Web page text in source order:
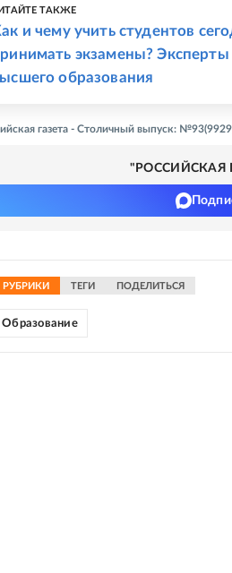
ТАКЖЕ
и чему учить студентов
экзамены?
образования
газета - Столичный выпуск:
"РОССИЙСКАЯ
РУБРИКИ ТЕГИ ПОДЕЛИТЬСЯ
Образование